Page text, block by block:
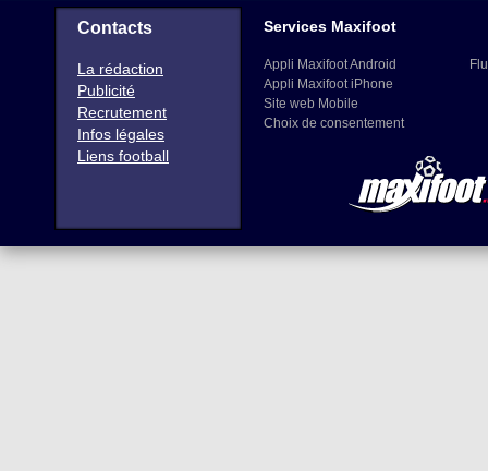
Contacts
La rédaction
Publicité
Recrutement
Infos légales
Liens football
Services Maxifoot
Appli Maxifoot Android
Appli Maxifoot iPhone
Site web Mobile
Choix de consentement